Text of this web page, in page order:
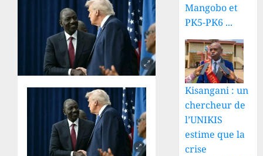
Mangobo et
PK5-PK6 ...
Kisangani : un
chercheur de
l’UNIKIS
estime que la
crise